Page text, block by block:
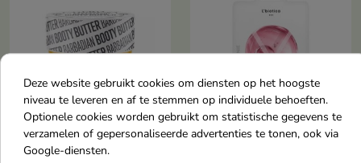

La Vida Caribena Booty

Deze website gebruikt cookies om diensten op het hoogste
niveau te leveren en af te stemmen op individuele behoeften.
Optionele cookies worden gebruikt om statistische gegevens te
verzamelen of gepersonaliseerde advertenties te tonen, ook via
Google-diensten.